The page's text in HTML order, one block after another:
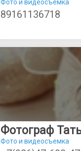
Фото и видеосъемка
89161136718
Фотограф
Фото и видеосъемка